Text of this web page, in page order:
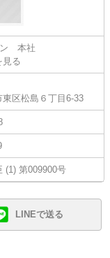
ン 本社
見る
区松島６丁目6-33
(1) 第009900号
LINEで送る